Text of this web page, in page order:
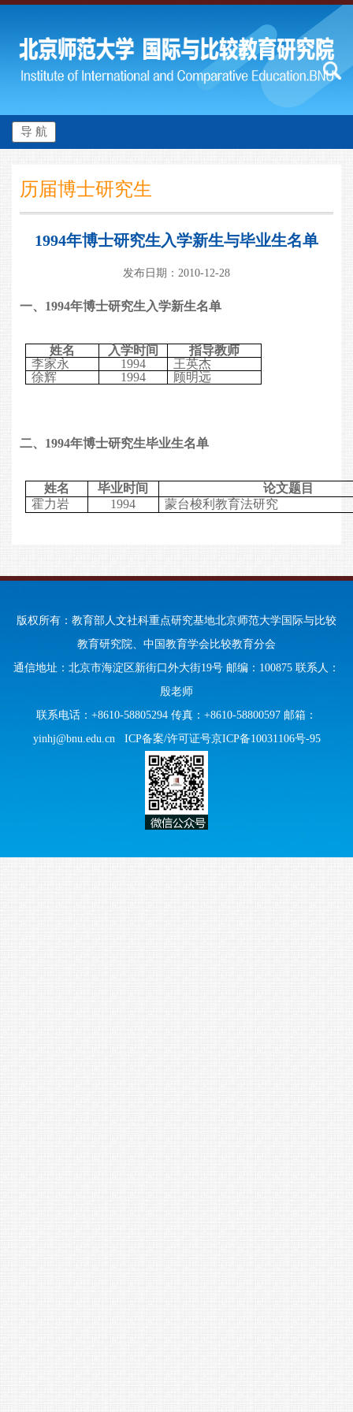
导 航
历届博士研究生
1994年博士研究生入学新生与毕业生名单
发布日期：2010-12-28
一、 1994年博士研究生入学新生名单
姓名 入学时间
指导教师
李家永
1994
王英杰
徐辉
1994 顾明远
二、 1994年博士研究生毕业生名单
姓名 毕业时间
论文题目
霍力岩
1994 蒙台梭利教育法研究
版权所有：教育部人文社科重点研究基地北京师范大学国际与比较
教育研究院、中国教育学会比较教育分会
通信地址：北京市海淀区新街口外大街19号 邮编：100875 联系人：
殷老师
联系电话：+8610-58805294 传真：+8610-58800597 邮箱：
yinhj@bnu.edu.cn ICP备案/许可证号京ICP备10031106号-95